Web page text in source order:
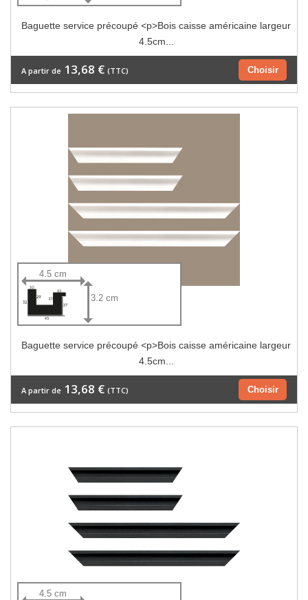
Baguette service précoupé <p>Bois caisse américaine largeur
4.5cm...
Choisir
A partir de 13,68 € (TTC)
4.5 cm
3.2 cm
Baguette service précoupé <p>Bois caisse américaine largeur
4.5cm...
Choisir
A partir de 13,68 € (TTC)
4.5 cm